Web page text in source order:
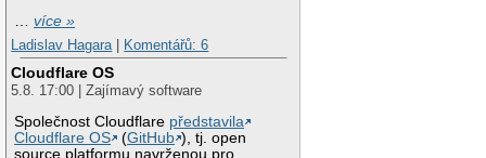
…více »
Ladislav Hagara
Komentářů: 6
Cloudflare OS
5.8. 17:00 | Zajímavý software
Společnost Cloudflare představila
Cloudflare OS
(GitHub ), tj. open
source platformu navrženou pro